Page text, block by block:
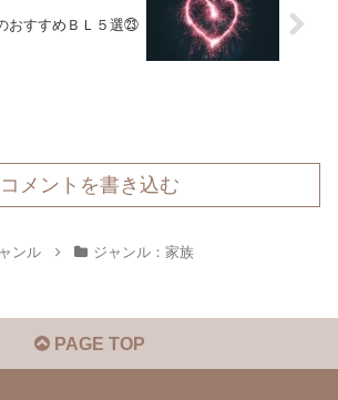
おすすめＢＬ５選㉓
コメントを書き込む
ンル ジャンル：家族
PAGE TOP